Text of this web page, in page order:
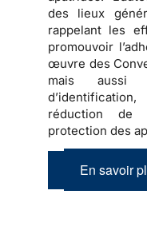
des lieux
rappelant les
promouvoir
œuvre des
mais aussi
réduction de
protection des
En savoir